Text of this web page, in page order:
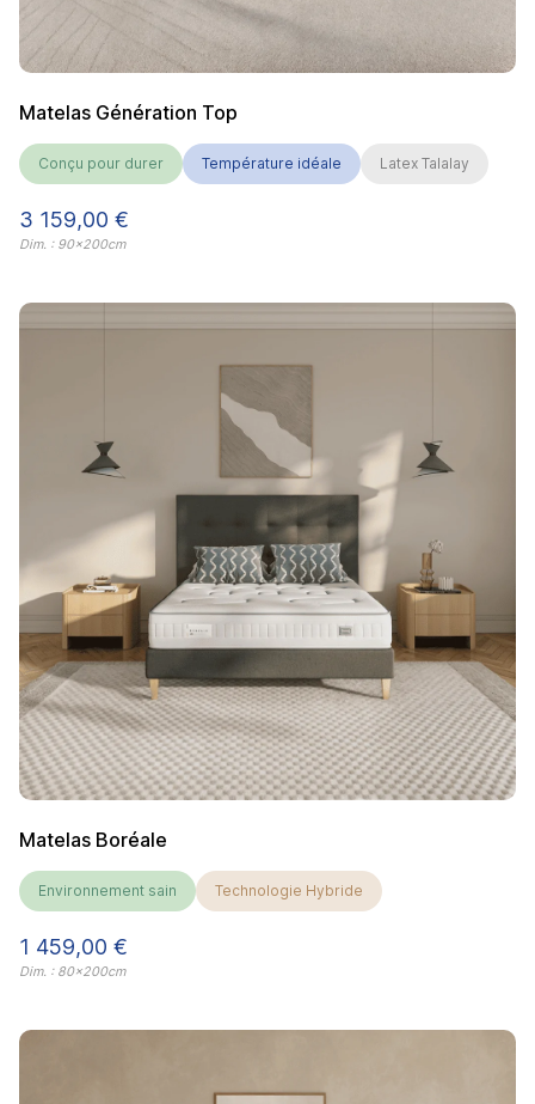
Matelas Génération Top
Conçu pour durer Température idéale Latex Talalay
Prix
3 159,00 €
Dim. : 90x200cm
Matelas Boréale
Environnement sain Technologie Hybride
Prix
1 459,00 €
Dim. : 80x200cm